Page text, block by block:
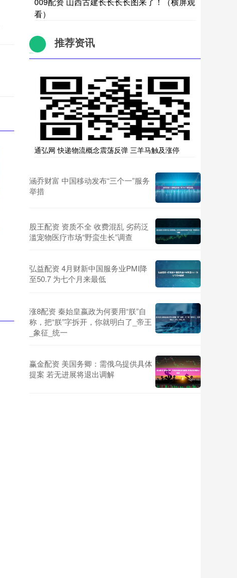
看）
推荐资讯
通弘网 快递物流概念震荡反弹 三羊马触及涨停
涵乔财富 中国移动发布“三个一”服务
举措
股王配资 资质不全 收费混乱 劣药泛
滥宠物医疗市场“野蛮生长”调查
弘益配资 4月财新中国服务业PMI降
至50.7 为七个月来最低
涨8配资 秦始皇嬴政为何要用“朕”自
称，把“朕”字拆开，你就明白了_帝王
_象征_统一
赢金配资 美国务卿：需俄乌提供具体
提案 若无进展将退出调解